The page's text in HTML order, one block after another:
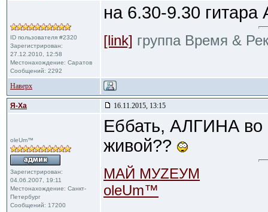
ID пользователя #2320
Зарегистрирован:
27.12.2010, 12:58
Местонахождение: Саратов
Сообщений: 2292
на 6.30-9.30 гитара
[link] группа Время &
Наверх
Я-Ха 16.11.2015, 13:15
oleUm™
Зарегистрирован:
04.06.2007, 19:11
Местонахождение: Санкт-
Петербург
Сообщений: 17200
Еббать, АЛГИНА во
живой??
МАЙ МУZЕУМ
oleUm™